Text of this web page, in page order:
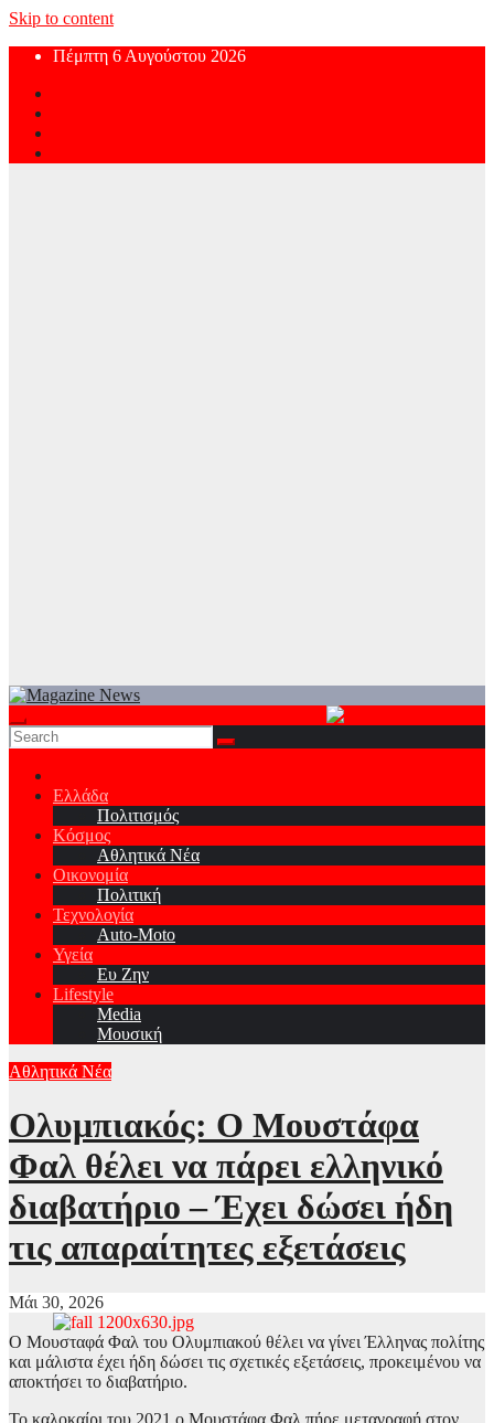
Skip to content
Πέμπτη 6 Αυγούστου 2026
Ελλάδα
Πολιτισμός
Κόσμος
Αθλητικά Νέα
Οικονομία
Πολιτική
Τεχνολογία
Auto-Moto
Υγεία
Ευ Ζην
Lifestyle
Media
Μουσική
Αθλητικά Νέα
Ολυμπιακός: Ο Μουστάφα
Φαλ θέλει να πάρει ελληνικό
διαβατήριο – Έχει δώσει ήδη
τις απαραίτητες εξετάσεις
Μάι 30, 2026
Ο Μουσταφά Φαλ του Ολυμπιακού θέλει να γίνει Έλληνας πολίτης
και μάλιστα έχει ήδη δώσει τις σχετικές εξετάσεις, προκειμένου να
αποκτήσει το διαβατήριο.
Το καλοκαίρι του 2021 ο Μουστάφα Φαλ πήρε μεταγραφή στον